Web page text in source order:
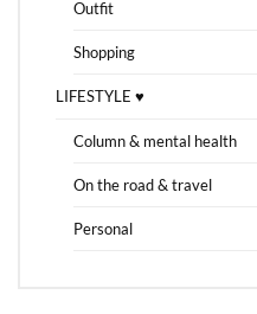
Outfit
Shopping
LIFESTYLE ♥
Column & mental health
On the road & travel
Personal